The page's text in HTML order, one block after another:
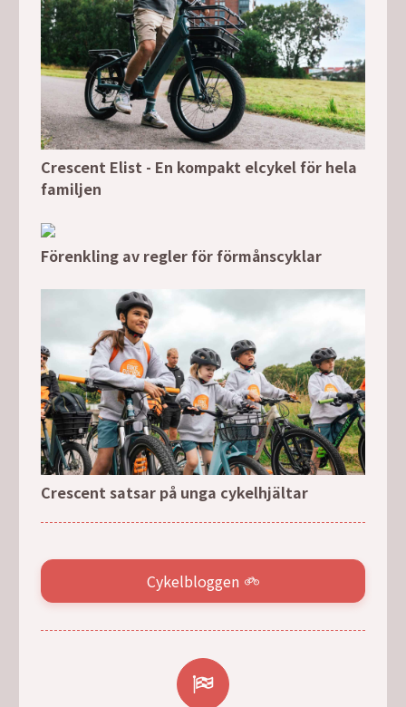
Crescent Elist - En kompakt elcykel för hela
familjen
Förenkling av regler för förmånscyklar
Crescent satsar på unga cykelhjältar
Cykelbloggen